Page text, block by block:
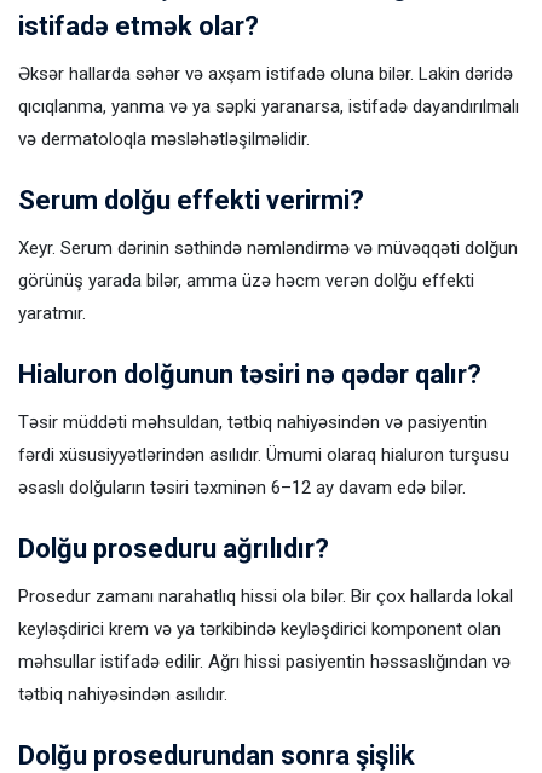
istifadə etmək olar?
Əksər hallarda səhər və axşam istifadə oluna bilər. Lakin dəridə
qıcıqlanma, yanma və ya səpki yaranarsa, istifadə dayandırılmalı
və dermatoloqla məsləhətləşilməlidir.
Serum dolğu effekti verirmi?
Xeyr. Serum dərinin səthində nəmləndirmə və müvəqqəti dolğun
görünüş yarada bilər, amma üzə həcm verən dolğu effekti
yaratmır.
Hialuron dolğunun təsiri nə qədər qalır?
Təsir müddəti məhsuldan, tətbiq nahiyəsindən və pasiyentin
fərdi xüsusiyyətlərindən asılıdır. Ümumi olaraq hialuron turşusu
əsaslı dolğuların təsiri təxminən 6–12 ay davam edə bilər.
Dolğu proseduru ağrılıdır?
Prosedur zamanı narahatlıq hissi ola bilər. Bir çox hallarda lokal
keyləşdirici krem və ya tərkibində keyləşdirici komponent olan
məhsullar istifadə edilir. Ağrı hissi pasiyentin həssaslığından və
tətbiq nahiyəsindən asılıdır.
Dolğu prosedurundan sonra şişlik